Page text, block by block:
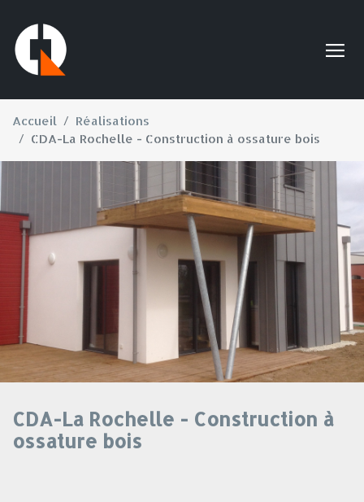
Accueil
Réalisations
CDA-La Rochelle - Construction à ossature bois
CDA-La Rochelle - Construction à
ossature bois